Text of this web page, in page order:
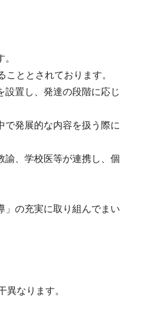
ととされております。
設置し、発達の段階に応じ
で発展的な内容を扱う際に
諭、学校医等が連携し、個
」の充実に取り組んでまい
異なります。